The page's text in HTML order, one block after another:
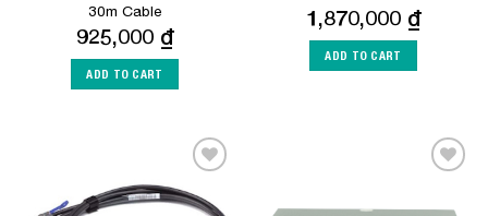
30m Cable
925,000 ₫
ADD TO CART
1,870,000 ₫
ADD TO CART
Add to
Wishlist